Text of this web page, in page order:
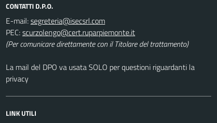
CONTATTI D.P.O.
E-mail:
PEC:
(Per comunicare direttamente con il Titolare del trattamento)
La mail del DPO va usata SOLO per questioni riguardanti la
privacy
LINK UTILI